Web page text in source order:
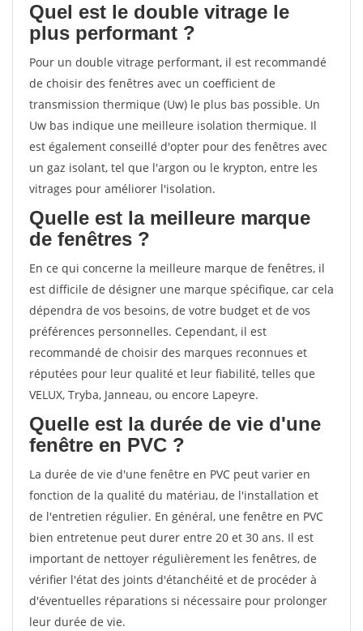
Quel est le double vitrage le
plus performant ?
Pour un double vitrage performant, il est recommandé
de choisir des fenêtres avec un coefficient de
transmission thermique (Uw) le plus bas possible. Un
Uw bas indique une meilleure isolation thermique. Il
est également conseillé d'opter pour des fenêtres avec
un gaz isolant, tel que l'argon ou le krypton, entre les
vitrages pour améliorer l'isolation.
Quelle est la meilleure marque
de fenêtres ?
En ce qui concerne la meilleure marque de fenêtres, il
est difficile de désigner une marque spécifique, car cela
dépendra de vos besoins, de votre budget et de vos
préférences personnelles. Cependant, il est
recommandé de choisir des marques reconnues et
réputées pour leur qualité et leur fiabilité, telles que
VELUX, Tryba, Janneau, ou encore Lapeyre.
Quelle est la durée de vie d'une
fenêtre en PVC ?
La durée de vie d'une fenêtre en PVC peut varier en
fonction de la qualité du matériau, de l'installation et
de l'entretien régulier. En général, une fenêtre en PVC
bien entretenue peut durer entre 20 et 30 ans. Il est
important de nettoyer régulièrement les fenêtres, de
vérifier l'état des joints d'étanchéité et de procéder à
d'éventuelles réparations si nécessaire pour prolonger
leur durée de vie.